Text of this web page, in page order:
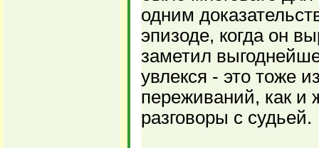
одним
эпизоде, когда он
заметил
увлекся - это тоже
переживаний, как и
разговоры с судьей.